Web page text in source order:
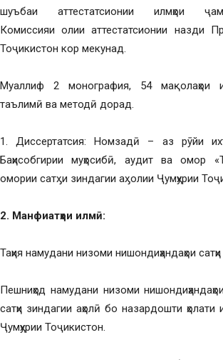
шуъбаи аттестатсионии илмҳои
Комиссияи олии аттестатсионии назди
Тоҷикистон кор мекунад.
Муаллиф 2 монография, 54 мақолаҳои
таълимӣ ва методӣ дорад.
1. Диссертатсия: Номзадӣ – аз рӯйи
Баҳисобгирии муҳосибӣ, аудит ва омор
омории сатӽи зиндагии аӽолии Ҷумҳурии
2. Манфиатҳои илмӣ:
Таҳия намудани низоми нишондиҳандаҳои
Пешниҳод намудани низоми
сатҳи зиндагии аҳолӣ бо назардошти
Ҷумҳурии Тоҷикистон.